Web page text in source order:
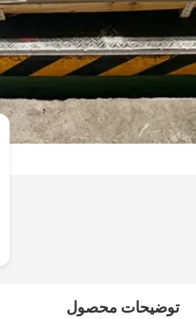
توضیحات محصول